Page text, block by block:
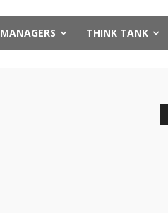
MANAGERS THINK TANK